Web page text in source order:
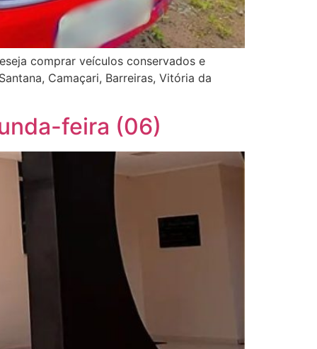
comprar veículos conservados e
Camaçari, Barreiras, Vitória da
feira (06)